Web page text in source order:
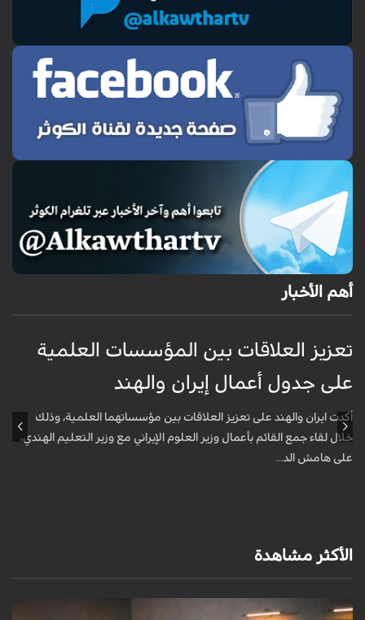
أهم الأخبار
تعزيز العلاقات بين المؤسسات العلمية
على جدول أعمال إيران والهند
أكدت ايران والهند على تعزيز العلاقات بين مؤسساتهما العلمية، وذلك
خلال لقاء جمع القائم بأعمال وزير العلوم الإيراني مع وزير التعليم الهندي،
على هامش الد...
الأكثر مشاهدة